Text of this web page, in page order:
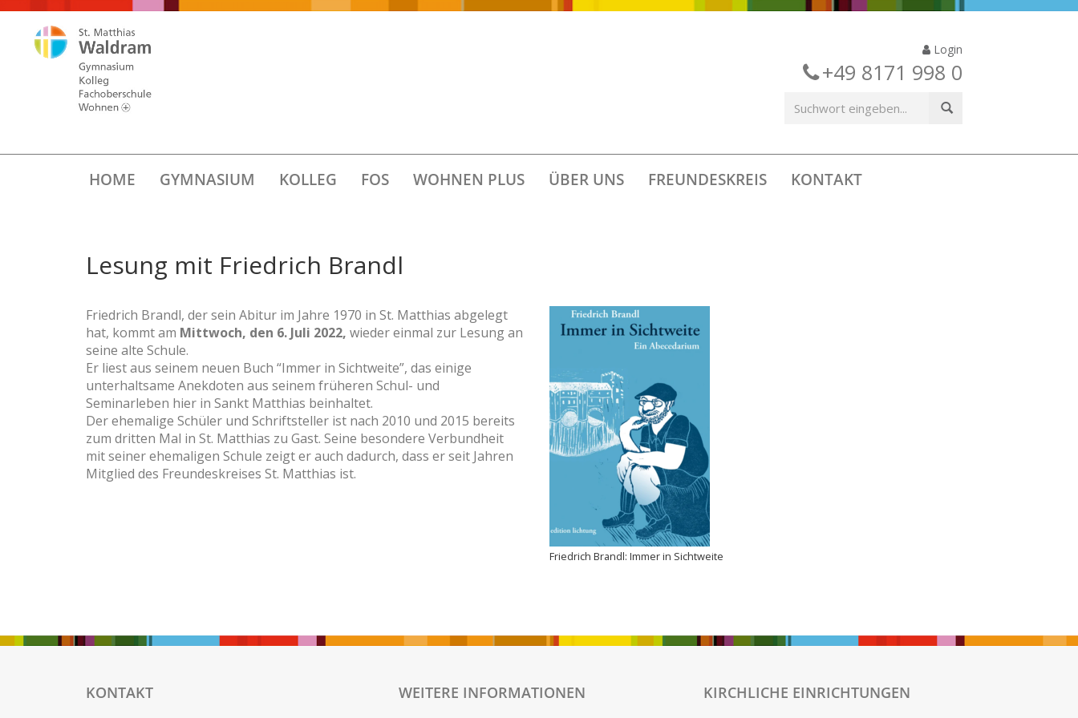
Login
+49 8171 998 0
HOME GYMNASIUM KOLLEG FOS WOHNEN PLUS ÜBER UNS FREUNDESKREIS KONTAKT
Lesung mit Friedrich Brandl
Friedrich Brandl, der sein Abitur im Jahre 1970 in St. Matthias abgelegt
hat, kommt am Mittwoch, den 6. Juli 2022, wieder einmal zur Lesung an
seine alte Schule.
Er liest aus seinem neuen Buch “Immer in Sichtweite”, das einige
unterhaltsame Anekdoten aus seinem früheren Schul- und
Seminarleben hier in Sankt Matthias beinhaltet.
Der ehemalige Schüler und Schriftsteller ist nach 2010 und 2015 bereits
zum dritten Mal in St. Matthias zu Gast. Seine besondere Verbundheit
mit seiner ehemaligen Schule zeigt er auch dadurch, dass er seit Jahren
Mitglied des Freundeskreises St. Matthias ist.
Friedrich Brandl: Immer in Sichtweite
KONTAKT WEITERE INFORMATIONEN KIRCHLICHE EINRICHTUNGEN